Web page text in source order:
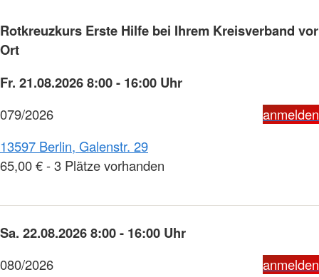
Rotkreuzkurs Erste Hilfe bei Ihrem Kreisverband vor
Ort
Fr. 21.08.2026 8:00 - 16:00 Uhr
079/2026
anmelden
13597 Berlin, Galenstr. 29
65,00 € - 3 Plätze vorhanden
Sa. 22.08.2026 8:00 - 16:00 Uhr
080/2026
anmelden